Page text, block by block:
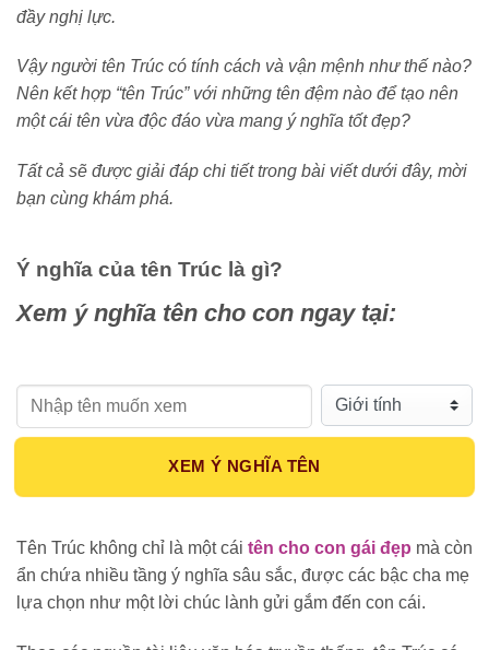
đầy nghị lực.
Vậy người tên Trúc có tính cách và vận mệnh như thế nào?
Nên kết hợp “tên Trúc” với những tên đệm nào để tạo nên
một cái tên vừa độc đáo vừa mang ý nghĩa tốt đẹp?
Tất cả sẽ được giải đáp chi tiết trong bài viết dưới đây, mời
bạn cùng khám phá.
Ý nghĩa của tên Trúc là gì?
Xem ý nghĩa tên cho con ngay tại:
XEM Ý NGHĨA TÊN
Tên Trúc không chỉ là một cái tên cho con gái đẹp mà còn
ẩn chứa nhiều tầng ý nghĩa sâu sắc, được các bậc cha mẹ
lựa chọn như một lời chúc lành gửi gắm đến con cái.